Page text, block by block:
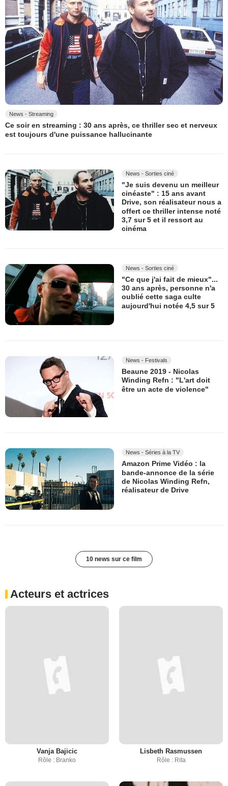
News - Streaming
Ce soir en streaming : 30 ans après, ce thriller sec et nerveux
est toujours d'une puissance hallucinante
News - Sorties ciné
"Je suis devenu un meilleur
cinéaste" : 15 ans avant
Drive, son réalisateur nous a
offert ce thriller intense noté
3,7 sur 5 et il ressort au
cinéma
News - Sorties ciné
"Ce que j'ai fait de mieux"...
30 ans après, personne n'a
oublié cette saga culte
aujourd'hui notée 4,5 sur 5
News - Festivals
Beaune 2019 - Nicolas
Winding Refn : "L'art doit
être un acte de violence"
News - Séries à la TV
Amazon Prime Vidéo : la
bande-annonce de la série
de Nicolas Winding Refn,
réalisateur de Drive
10 news sur ce film
Acteurs et actrices
Vanja Bajicic
Rôle : Branko
Lisbeth Rasmussen
Rôle : Rita